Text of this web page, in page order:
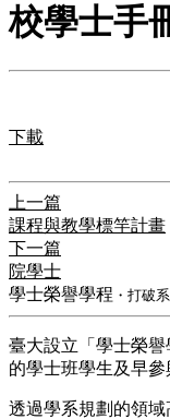
校學士手
下載
上一篇
課程與教學標竿計畫
下一篇
院學士
學士榮譽學程 ・打破
臺大設立「學士榮
的學士班學生及早參
透過學系規劃的領域